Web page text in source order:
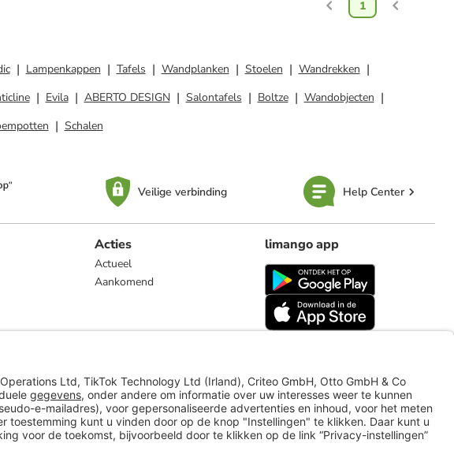
1
Lampenkappen Tafels Wandplanken Stoelen
Wandrekken
Evila ABERTO DESIGN Salontafels Boltze
Wandobjecten
Schalen
Veilige verbinding Help Center
Acties
Actueel
Aankomend
limango app
limango.de limango.pl